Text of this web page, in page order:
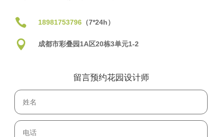
 18981753796（7*24h）
 成都市彩叠园1A区20栋3单元1-2
留言预约花园设计师